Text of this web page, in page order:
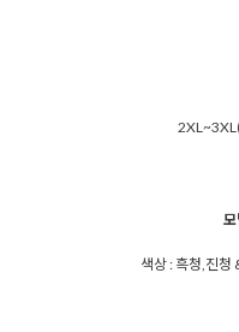
색상 : 흑청,진청